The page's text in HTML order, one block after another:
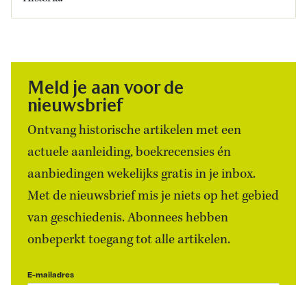
Meld je aan voor de
nieuwsbrief
Ontvang historische artikelen met een
actuele aanleiding, boekrecensies én
aanbiedingen wekelijks gratis in je inbox.
Met de nieuwsbrief mis je niets op het gebied
van geschiedenis. Abonnees hebben
onbeperkt toegang tot alle artikelen.
E-mailadres